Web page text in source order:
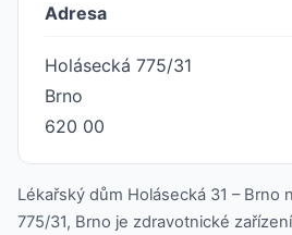
Adresa
Holásecká 775/31
Brno
620 00
Lékařský dům Holásecká 31 – Brno
775/31, Brno je zdravotnické